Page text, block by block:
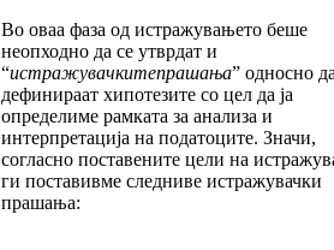
Во оваа фаза од истражувањето беше
неопходно да се утврдат и
“истражувачкитепрашања” односно
дефинираат хипотезите со цел да ја
определиме рамката за анализа и
интерпретација на податоците. Значи,
согласно поставените цели на
ги поставивме следниве истражувачки
прашања: